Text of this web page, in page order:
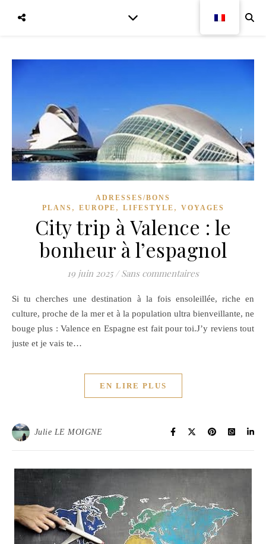
ADRESSES/BONS
PLANS , EUROPE , LIFESTYLE , VOYAGES
City trip à Valence : le
bonheur à l’espagnol
19 juin 2025 / Sans commentaires
Si tu cherches une destination à la fois ensoleillée, riche en
culture, proche de la mer et à la population ultra bienveillante, ne
bouge plus : Valence en Espagne est fait pour toi.J’y reviens tout
juste et je vais te…
EN LIRE PLUS
Julie LE MOIGNE